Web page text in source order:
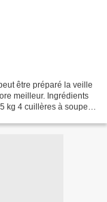
être préparé la veille
meilleur. Ingrédients
kg 4 cuillères à soupe